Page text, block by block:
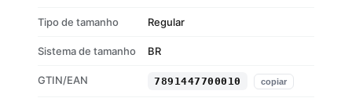
Tipo de tamanho Regular
Sistema de tamanho BR
GTIN/EAN 7891447700010 copiar